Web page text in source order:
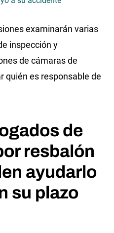
examinarán varias
inspección y
de cámaras de
quién es responsable de
de
resbalón
ayudarlo
su plazo